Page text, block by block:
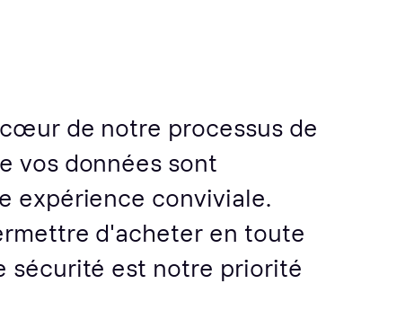
de notre processus de
vos données sont
expérience conviviale.
d'acheter en toute
sécurité est notre priorité